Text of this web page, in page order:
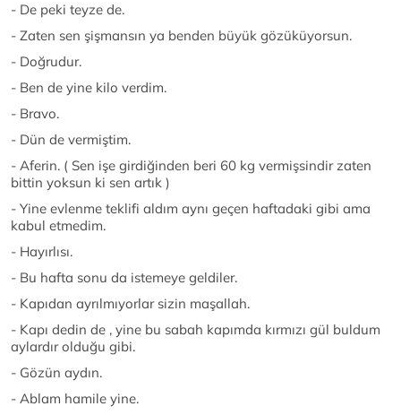
- De peki teyze de.
- Zaten sen şişmansın ya benden büyük gözüküyorsun.
- Doğrudur.
- Ben de yine kilo verdim.
- Bravo.
- Dün de vermiştim.
- Aferin. ( Sen işe girdiğinden beri 60 kg vermişsindir zaten
bittin yoksun ki sen artık )
- Yine evlenme teklifi aldım aynı geçen haftadaki gibi ama
kabul etmedim.
- Hayırlısı.
- Bu hafta sonu da istemeye geldiler.
- Kapıdan ayrılmıyorlar sizin maşallah.
- Kapı dedin de , yine bu sabah kapımda kırmızı gül buldum
aylardır olduğu gibi.
- Gözün aydın.
- Ablam hamile yine.